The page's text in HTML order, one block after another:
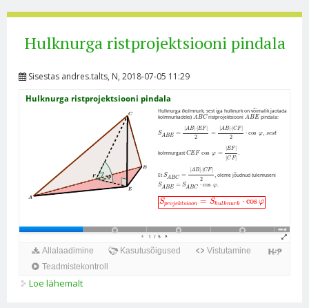
Hulknurga ristprojektsiooni pindala
Sisestas andres.talts, N, 2018-07-05 11:29
Loe lähemalt